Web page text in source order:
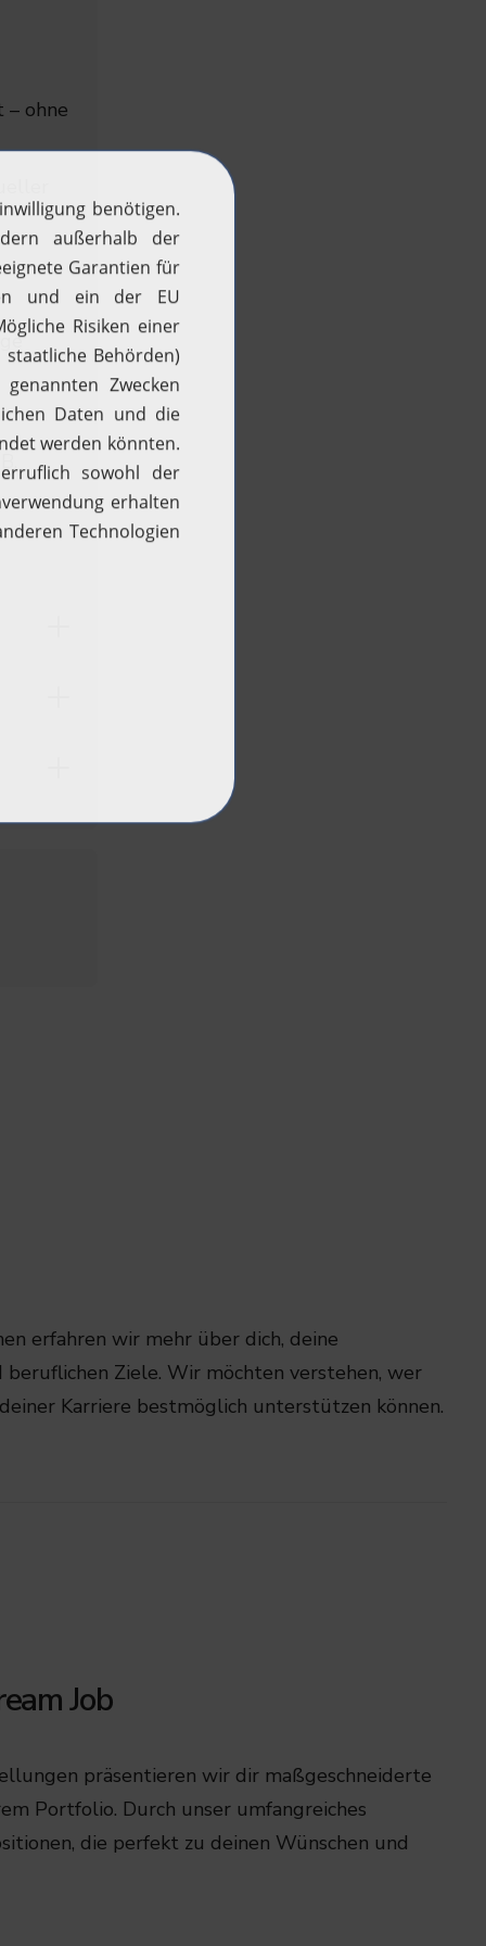
ohne
erfahren wir mehr über dich, deine
beruflichen Ziele. Wir möchten verstehen, wer
Karriere bestmöglich unterstützen können.
Job
präsentieren wir dir maßgeschneiderte
Portfolio. Durch unser umfangreiches
die perfekt zu deinen Wünschen und